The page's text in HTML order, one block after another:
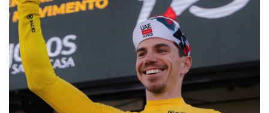
continua
a
ser
do
gaiense
Rui
Oliveira
após